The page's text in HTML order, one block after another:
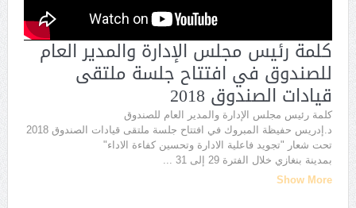
كلمة رئيس مجلس الإدارة والمدير العام
للصندوق في افتتاح جلسة ملتقى
قيادات الصندوق 2018
كلمة رئيس مجلس الإدارة والمدير العام للصندوق
د.إدريس حفيظة المبروك في افتتاح جلسة ملتقى قيادات الصندوق 2018
تحت شعار "تجويد فاعلية الادارة وتحسين كفاءة الاداء"
بمدينة بنغازي خلال الفترة 29 إلى 31
Show More